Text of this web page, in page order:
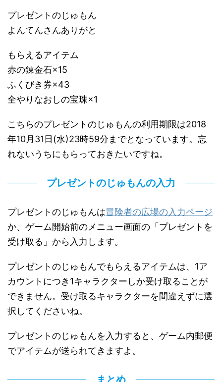
プレゼントのじゅもん
よんてんさんありがと
もらえるアイテム
赤の錬金石×15
ふくびき券×43
全やりなおしの宝珠×1
こちらのプレゼントのじゅもんの利用期限は2018
年10月31日(水)23時59分までとなっています。忘
れないうちにもらっておきたいですね。
プレゼントのじゅもんの入力
プレゼントのじゅもんは冒険者の広場の入力ページ
か、ゲーム開始前のメニュー画面の「プレゼントを
受け取る」から入力します。
プレゼントのじゅもんでもらえるアイテムは、1ア
カウントにつき1キャラクターしか受け取ることが
できません。受け取るキャラクターを間違えずに選
択してくださいね。
プレゼントのじゅもんを入力すると、ゲーム内郵便
でアイテムが送られてきますよ。
まとめ